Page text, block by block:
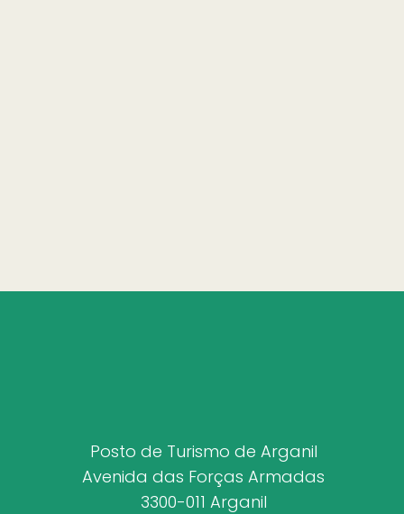
Posto de Turismo de Arganil
Avenida das Forças Armadas
3300-011 Arganil